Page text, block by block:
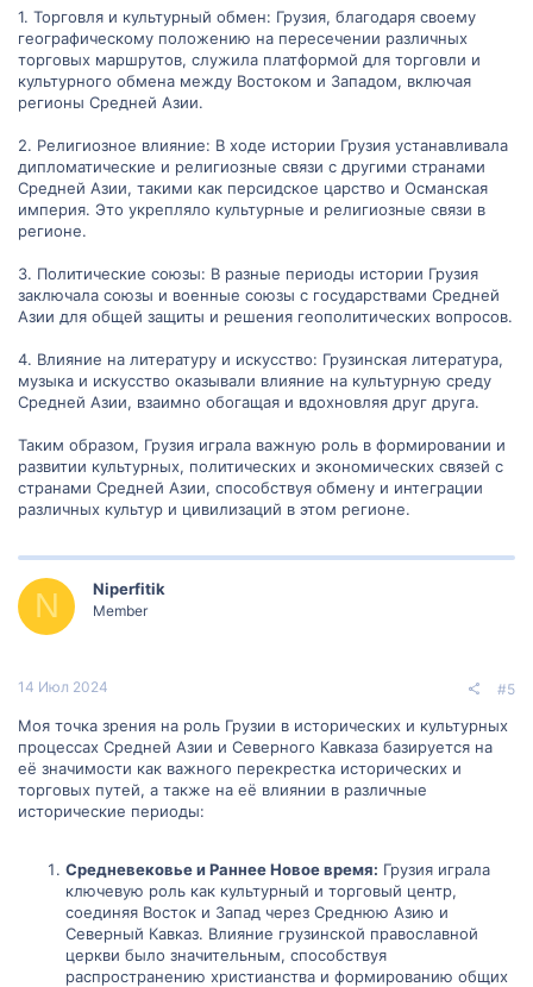
1. Торговля и культурный обмен: Грузия, благодаря своему
географическому положению на пересечении различных
торговых маршрутов, служила платформой для торговли и
культурного обмена между Востоком и Западом, включая
регионы Средней Азии.
2. Религиозное влияние: В ходе истории Грузия устанавливала
дипломатические и религиозные связи с другими странами
Средней Азии, такими как персидское царство и Османская
империя. Это укрепляло культурные и религиозные связи в
регионе.
3. Политические союзы: В разные периоды истории Грузия
заключала союзы и военные союзы с государствами Средней
Азии для общей защиты и решения геополитических вопросов.
4. Влияние на литературу и искусство: Грузинская литература,
музыка и искусство оказывали влияние на культурную среду
Средней Азии, взаимно обогащая и вдохновляя друг друга.
Таким образом, Грузия играла важную роль в формировании и
развитии культурных, политических и экономических связей с
странами Средней Азии, способствуя обмену и интеграции
различных культур и цивилизаций в этом регионе.
N Niperfitik
Member
14 Июл 2024 #5
Моя точка зрения на роль Грузии в исторических и культурных
процессах Средней Азии и Северного Кавказа базируется на
её значимости как важного перекрестка исторических и
торговых путей, а также на её влиянии в различные
исторические периоды:
Средневековье и Раннее Новое время: Грузия играла
ключевую роль как культурный и торговый центр,
соединяя Восток и Запад через Среднюю Азию и
Северный Кавказ. Влияние грузинской православной
церкви было значительным, способствуя
распространению христианства и формированию общих